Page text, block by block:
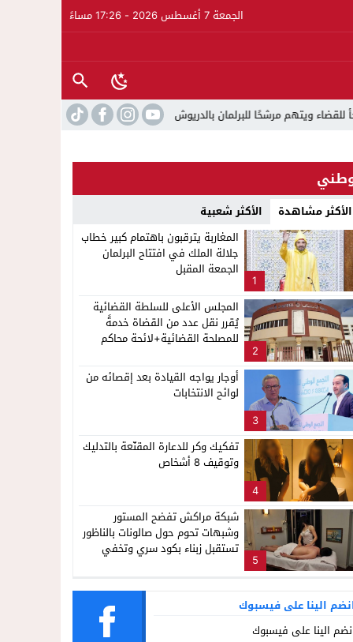
الجمعة 7 أغسطس 2026 - 17:26 مساءً
للبرلمان بالدريوش بالاستيلاء على 22 مليون سنتيم 22:45
الأكثر مشاهدة الأكثر شعبية
1
المغاربة يترقبون باهتمام كبير خطاب
جلالة الملك في افتتاح البرلمان
الجمعة المقبل
2
المجلس الأعلى للسلطة القضائية
يُقرر نقل عدد من القضاة خدمةً
للمصلحة القضائية+لائحة محاكم
3
أوجار يواجه القيادة بعد إقصائه من
لوائح الانتخابات
4
تفكيك وكر للدعارة المقنّعة بالتدليك
وتوقيف 8 أشخاص
5
شبكة مراكش تفضح المستور
وشبهات تحوم حول صالونات بالناظور
تستقبل زبناء بكود سري وتخفي
الينا على فيسبوك
الينا على فيسبوك